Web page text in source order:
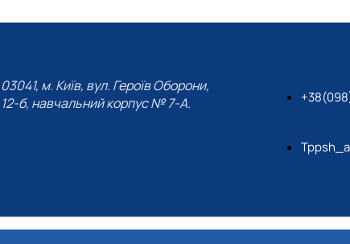
03041, м. Київ, вул. Героїв Оборони,
12-б, навчальний корпус № 7-А.